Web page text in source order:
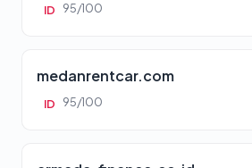
ID 95/100
medanrentcar.com
ID 95/100